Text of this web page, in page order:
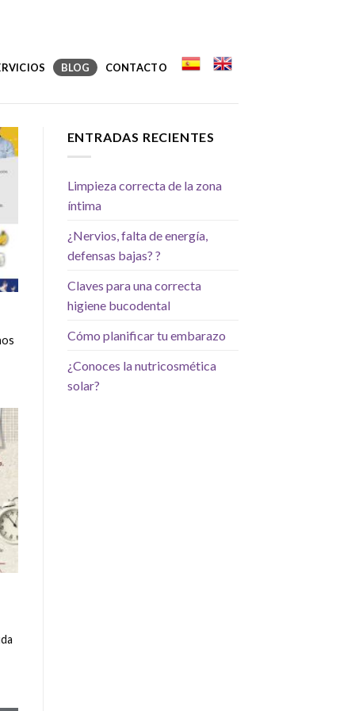
BLOG CONTACTO
ENTRADAS RECIENTES
Limpieza correcta de la zona
íntima
¿Nervios, falta de energía,
defensas bajas? ?
Claves para una correcta
higiene bucodental
Cómo planificar tu embarazo
¿Conoces la nutricosmética
solar?